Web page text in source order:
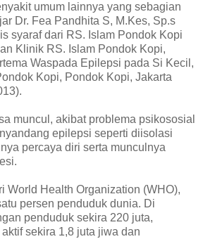
umum lainnya yang sebagian
Dr. Fea Pandhita S, M.Kes, Sp.s
syaraf dari RS. Islam Pondok Kopi
Klinik RS. Islam Pondok Kopi,
Waspada Epilepsi pada Si Kecil,
Kopi, Pondok Kopi, Jakarta
muncul, akibat problema psikososial
epilepsi seperti diisolasi
percaya diri serta munculnya
World Health Organization (WHO),
persen penduduk dunia. Di
penduduk sekira 220 juta,
sekira 1,8 juta jiwa dan